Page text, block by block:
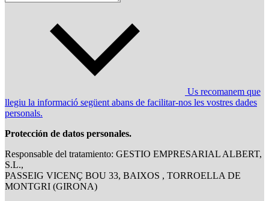
Us recomanem que
llegiu la informació següent abans de facilitar-nos les vostres dades
personals.
Protección de datos personales.
Responsable del tratamiento: GESTIO EMPRESARIAL ALBERT,
S.L.,
PASSEIG VICENÇ BOU 33, BAIXOS , TORROELLA DE
MONTGRI (GIRONA)